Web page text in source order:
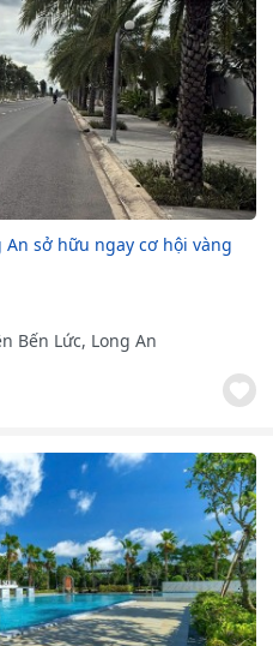
sở hữu ngay cơ hội vàng
Bến Lức, Long An